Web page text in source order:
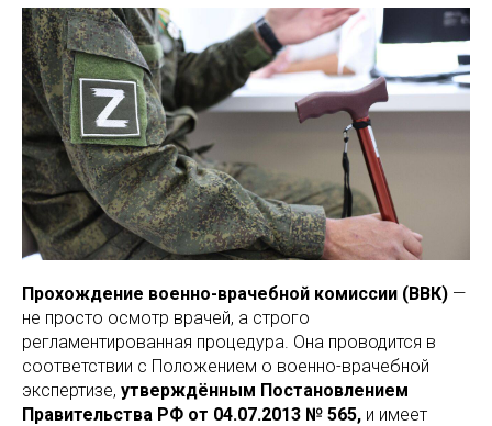
Прохождение военно-врачебной комиссии (ВВК) —
не просто осмотр врачей, а строго
регламентированная процедура. Она проводится в
соответствии с Положением о военно-врачебной
экспертизе, утверждённым Постановлением
Правительства РФ от 04.07.2013 № 565, и имеет